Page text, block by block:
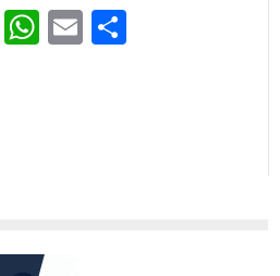
LinkedIn
WhatsApp
Email